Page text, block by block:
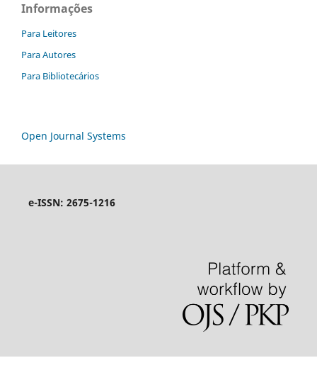
Informações
Para Leitores
Para Autores
Para Bibliotecários
Open Journal Systems
e-ISSN: 2675-1216